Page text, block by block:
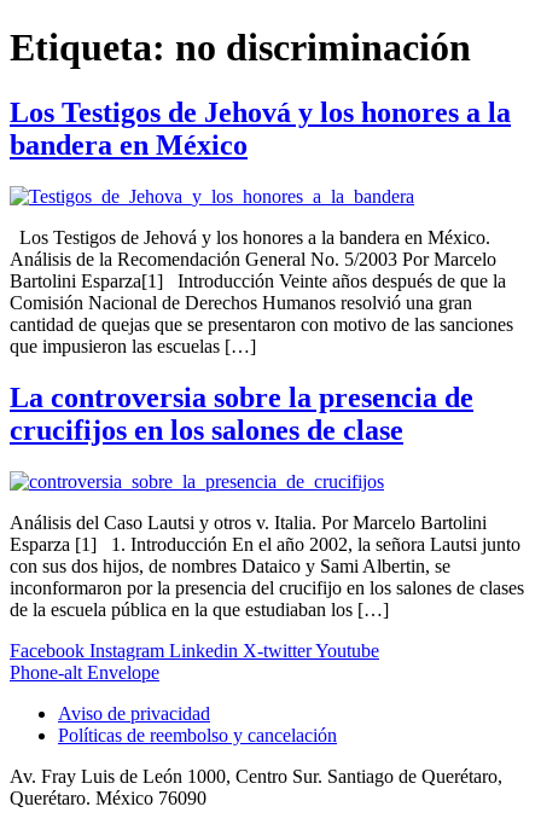
Etiqueta: no discriminación
Los Testigos de Jehová y los honores a la
bandera en México
Los Testigos de Jehová y los honores a la bandera en México.
Análisis de la Recomendación General No. 5/2003 Por Marcelo
Bartolini Esparza[1] Introducción Veinte años después de que la
Comisión Nacional de Derechos Humanos resolvió una gran
cantidad de quejas que se presentaron con motivo de las sanciones
que impusieron las escuelas […]
La controversia sobre la presencia de
crucifijos en los salones de clase
Análisis del Caso Lautsi y otros v. Italia. Por Marcelo Bartolini
Esparza [1] 1. Introducción En el año 2002, la señora Lautsi junto
con sus dos hijos, de nombres Dataico y Sami Albertin, se
inconformaron por la presencia del crucifijo en los salones de clases
de la escuela pública en la que estudiaban los […]
Facebook Instagram Linkedin X-twitterYoutube
Phone-alt Envelope
Aviso de privacidad
Políticas de reembolso y cancelación
Av. Fray Luis de León 1000, Centro Sur. Santiago de Querétaro,
Querétaro. México 76090